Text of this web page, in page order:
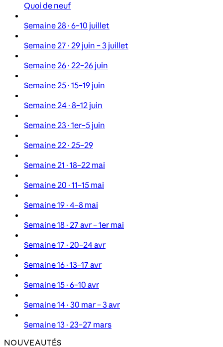
Quoi de neuf
Semaine 28 · 6–10 juillet
Semaine 27 · 29 juin – 3 juillet
Semaine 26 · 22–26 juin
Semaine 25 · 15–19 juin
Semaine 24 · 8–12 juin
Semaine 23 · 1er–5 juin
Semaine 22 · 25–29
Semaine 21 · 18–22 mai
Semaine 20 · 11–15 mai
Semaine 19 · 4–8 mai
Semaine 18 · 27 avr – 1er mai
Semaine 17 · 20–24 avr
Semaine 16 · 13–17 avr
Semaine 15 · 6–10 avr
Semaine 14 · 30 mar – 3 avr
Semaine 13 · 23–27 mars
NOUVEAUTÉS